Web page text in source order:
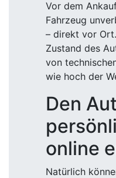
Vor dem
Fahrzeug
– direkt vor
Zustand des
von
wie hoch der
Den
online
Natürlich